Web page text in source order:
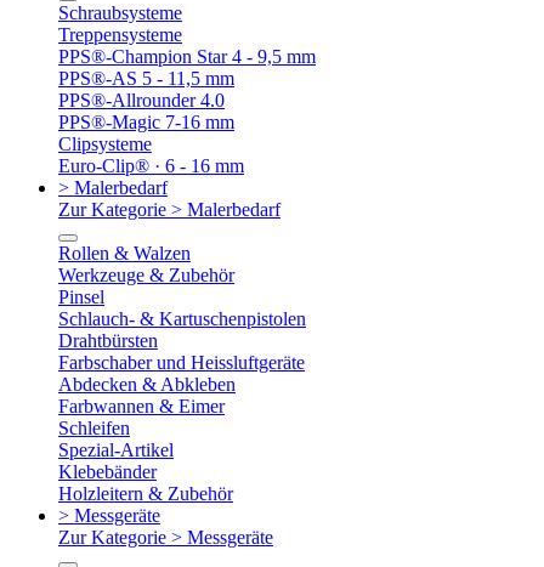
Schraubsysteme
Treppensysteme
PPS®-Champion Star 4 - 9,5 mm
PPS®-AS 5 - 11,5 mm
PPS®-Allrounder 4.0
PPS®-Magic 7-16 mm
Clipsysteme
Euro-Clip® · 6 - 16 mm
> Malerbedarf
Zur Kategorie > Malerbedarf
Rollen & Walzen
Werkzeuge & Zubehör
Pinsel
Schlauch- & Kartuschenpistolen
Drahtbürsten
Farbschaber und Heissluftgeräte
Abdecken & Abkleben
Farbwannen & Eimer
Schleifen
Spezial-Artikel
Klebebänder
Holzleitern & Zubehör
> Messgeräte
Zur Kategorie > Messgeräte